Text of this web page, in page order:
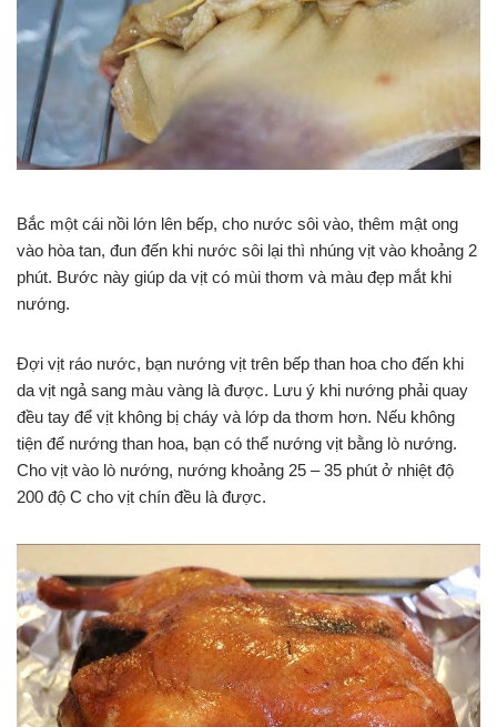
Bắc một cái nồi lớn lên bếp, cho nước sôi vào, thêm mật ong
vào hòa tan, đun đến khi nước sôi lại thì nhúng vịt vào khoảng 2
phút. Bước này giúp da vịt có mùi thơm và màu đẹp mắt khi
nướng.
Đợi vịt ráo nước, bạn nướng vịt trên bếp than hoa cho đến khi
da vịt ngả sang màu vàng là được. Lưu ý khi nướng phải quay
đều tay để vịt không bị cháy và lớp da thơm hơn. Nếu không
tiện để nướng than hoa, bạn có thể nướng vịt bằng lò nướng.
Cho vịt vào lò nướng, nướng khoảng 25 – 35 phút ở nhiệt độ
200 độ C cho vịt chín đều là được.